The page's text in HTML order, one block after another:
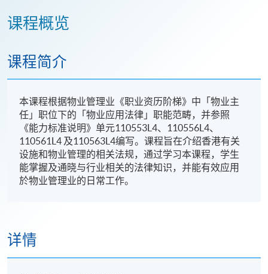
课程概览
课程简介
本课程根据物业管理业《职业资历阶梯》中「物业主
任」职位下的「物业应用法律」职能范畴，并参照
《能力标准说明》单元110553L4、110556L4、
110561L4 及110563L4编写。课程旨在介绍香港有关
设施和物业管理的相关法规，通过学习本课程，学生
能掌握及通晓与行业相关的法律知识，并能有效应用
於物业管理业的日常工作。
详情